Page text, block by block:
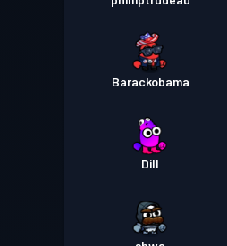
Barackobama
Dill